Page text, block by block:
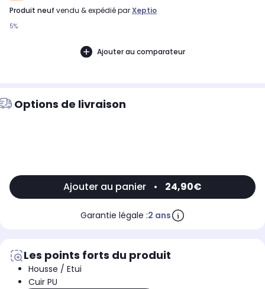
produit neuf vendu & expédié parXeptio
5%
Ajouter au comparateur
Options de livraison
Ajouter au panier • 24,90€
Garantie légale :2 ans
Les points forts du produit
Housse / Etui
Cuir PU